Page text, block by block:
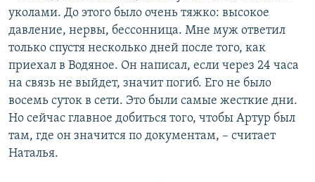
уколами. До этого было очень тяжко: высокое
давление, нервы, бессонница. Мне муж ответил
только спустя несколько дней после того, как
приехал в Водяное. Он написал, если через 24 часа
на связь не выйдет, значит погиб. Его не было
восемь суток в сети. Это были самые жесткие дни.
Но сейчас главное добиться того, чтобы Артур был
там, где он значится по документам, – считает
Наталья.